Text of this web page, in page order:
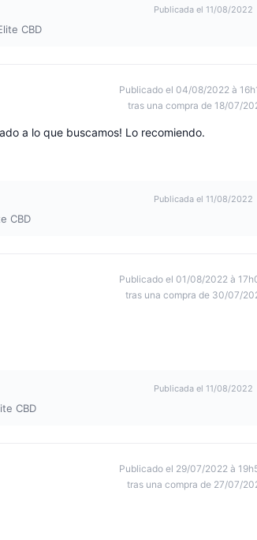
Publicada el 11/08/2022
CBD
Publicado el 04/08/2022 à
tras una compra de 18/07/
a lo que buscamos! Lo recomiendo.
Publicada el 11/08/2022
CBD
Publicado el 01/08/2022 à
tras una compra de 30/07/
Publicada el 11/08/2022
CBD
Publicado el 29/07/2022 à
tras una compra de 27/07/